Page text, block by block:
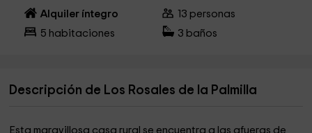
Alquiler íntegro 13 personas
5 habitaciones 3 baños
Descripción de Los Rosales de la Palmilla
Esta maravillosa casa rural se encuentra a las afueras de